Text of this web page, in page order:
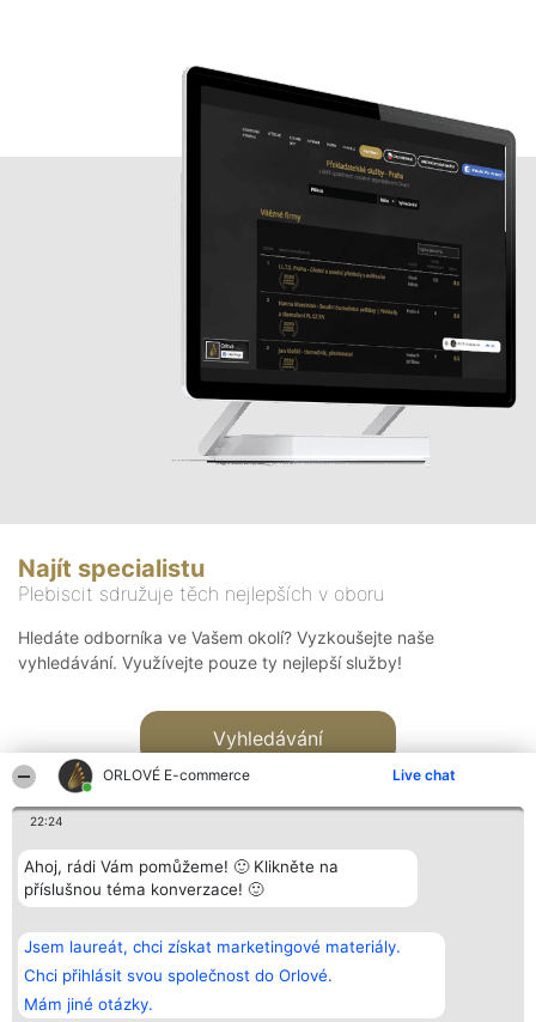
ORLOVÉ E-commerce Live chat
22:24
Ahoj, rádi Vám pomůžeme! 🙂 Klikněte na
příslušnou téma konverzace! 🙂
Jsem laureát, chci získat marketingové materiály.
Chci přihlásit svou společnost do Orlové.
Mám jiné otázky.
Najít specialistu
Plebiscit sdružuje těch nejlepších v oboru
Hledáte odborníka ve Vašem okolí? Vyzkoušejte naše
vyhledávání. Využívejte pouze ty nejlepší služby!
Vyhledávání
Bright Side Solutions sp. z o.
o. sp. k.
ul. Ruska 22
Wrocław 50-079
KRS 0000749100 | Regon
Vítězové
Seznam všech
laureátů
Zásady
Kontakt